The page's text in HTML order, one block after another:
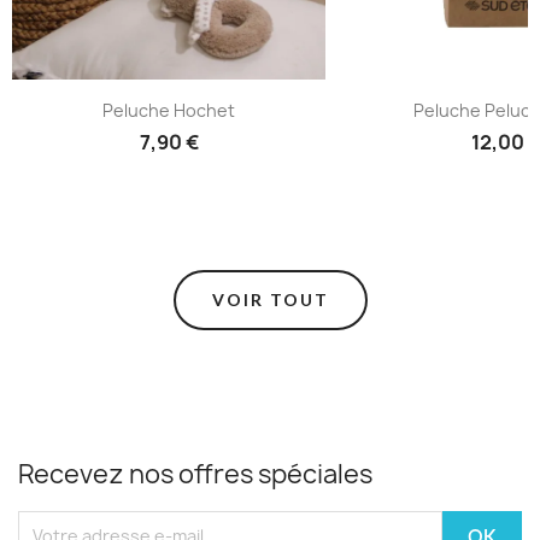
Peluche Hochet
7,90 €
Peluche
12,00 €
VOIR TOUT
Recevez nos offres spéciales